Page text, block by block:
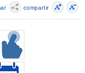
compartir